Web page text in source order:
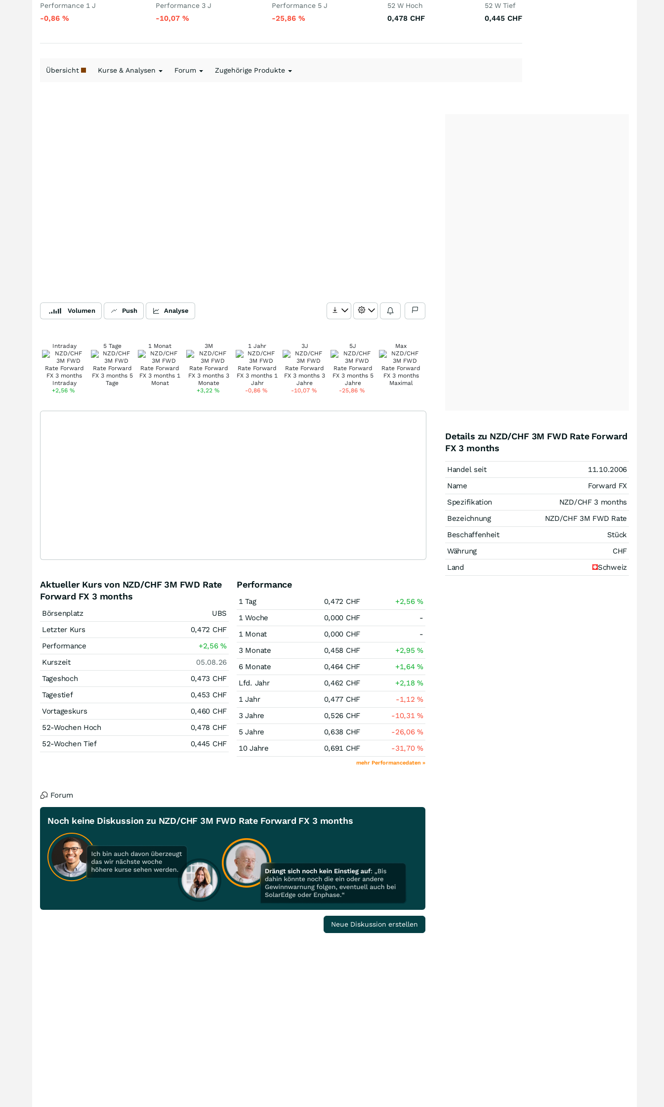
Performance 1 J
-0,86 %
Performance 3 J
-10,07%
Performance 5 J
-25,86 %
52 W Hoch
0,478 CHF
52 W Tief
0,445 CHF
Übersicht Kurse & Analysen Forum Zugehörige Produkte
Volumen Push Analyse
Intraday
+2,56%
5 Tage 1 Monat 3M
+3,22 %
1 Jahr
-0,86%
3J
-10,07 %
5J
-25,86%
Max
Aktueller Kurs von NZD/CHF 3M FWD Rate
Forward FX 3 months
Börsenplatz
UBS
Letzter Kurs
0,472 CHF
Performance
+2,56%
Kurszeit
05.08.26
Tageshoch
0,473 CHF
Tagestief
0,453 CHF
Vortageskurs
0,460 CHF
52-Wochen Hoch
0,478 CHF
52-Wochen Tief
0,445 CHF
Performance
1 Tag 0,472 CHF +2,56%
1 Woche
0,000 CHF
-
1 Monat
0,000 CHF
-
3 Monate
0,458 CHF +2,95%
6 Monate
0,464 CHF +1,64%
Lfd. Jahr
0,462 CHF +2,18%
1 Jahr
0,477 CHF -1,12%
3 Jahre
0,526 CHF -10,31%
5 Jahre
0,638 CHF -26,06%
10 Jahre
0,691 CHF -31,70%
mehr Performancedaten »
Forum
Noch keine Diskussion zu NZD/CHF 3M FWD Rate Forward FX 3 months
Neue Diskussion erstellen
Details zu NZD/CHF 3M FWD Rate Forward
FX 3 months
Handel seit
11.10.2006
Name
Forward FX
Spezifikation
NZD/CHF 3 months
Bezeichnung
NZD/CHF 3M FWD Rate
Beschaffenheit
Stück
Währung
CHF
Land
Schweiz